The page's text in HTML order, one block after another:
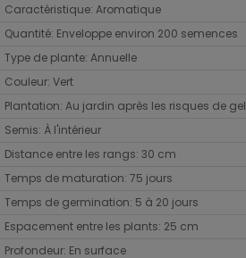
Caractéristique: Aromatique
Quantité: Enveloppe environ 200 semences
Type de plante: Annuelle
Couleur: Vert
Plantation: Au jardin après les risques de gel
Semis: À l'intérieur
Distance entre les rangs: 30 cm
Temps de maturation: 75 jours
Temps de germination: 5 à 20 jours
Espacement entre les plants: 25 cm
Profondeur: En surface